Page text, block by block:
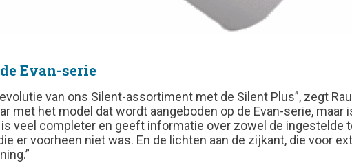
Evan-serie
van ons Silent-assortiment met de Silent Plus”, zegt
met het model dat wordt aangeboden op de Evan-serie,
veel completer en geeft informatie over zowel de
er voorheen niet was. En de lichten aan de zijkant, die voor